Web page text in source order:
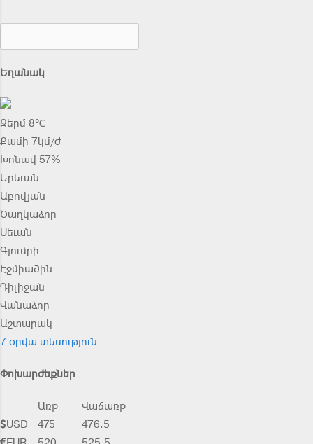
Եղանակ
Ջերմ 8℃
Քամի 7կմ/ժ
Խոնավ 57%
Երեւան
Աբովյան
Ծաղկաձոր
Սեւան
Գյումրի
Էջմիածին
Դիլիջան
Վանաձոր
Աշտարակ
7 օրվա տեսություն
Փոխարժեքներ
Առք
Վաճառք
USD
475
476.5